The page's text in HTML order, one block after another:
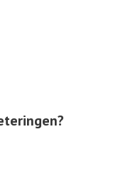
via LinkedIn